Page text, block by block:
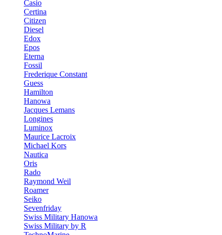
Casio
Certina
Citizen
Diesel
Edox
Epos
Eterna
Fossil
Frederique Constant
Guess
Hamilton
Hanowa
Jacques Lemans
Longines
Luminox
Maurice Lacroix
Michael Kors
Nautica
Oris
Rado
Raymond Weil
Roamer
Seiko
Sevenfriday
Swiss Military Hanowa
Swiss Military by R